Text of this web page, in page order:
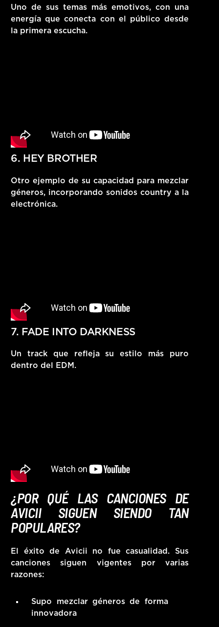
Uno de sus temas más emotivos, con una
energía que conecta con el público desde
la primera escucha.
6. HEY BROTHER
Otro ejemplo de su capacidad para mezclar
géneros, incorporando sonidos country a la
electrónica.
7. FADE INTO DARKNESS
Un track que refleja su estilo más puro
dentro del EDM.
¿POR QUÉ LAS CANCIONES DE
AVICII SIGUEN SIENDO TAN
POPULARES?
El éxito de Avicii no fue casualidad. Sus
canciones siguen vigentes por varias
razones:
Supo mezclar géneros de forma
innovadora